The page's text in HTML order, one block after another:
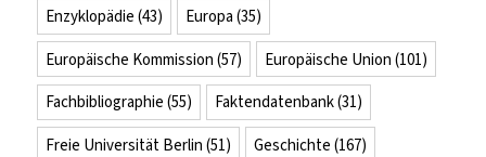
Enzyklopädie (43) Europa (35)
Europäische Kommission (57) Europäische Union (101)
Fachbibliographie (55) Faktendatenbank(31)
Freie Universität Berlin (51) Geschichte (167)